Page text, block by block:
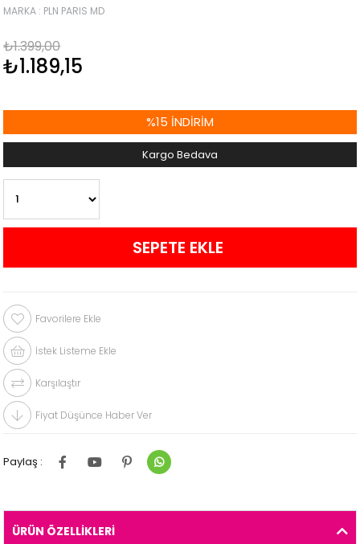
MARKA : PLN PARIS MD
₺1.399,00
₺1.189,15
%15 İNDIRIM
Kargo Bedava
Favorilere Ekle
İstek Listeme Ekle
Karşılaştır
Fiyat Düşünce Haber Ver
Paylaş :
ÜRÜN ÖZELLIKLERI